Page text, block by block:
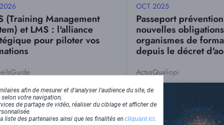
(Training Management
et LMS : l'alliance
pour piloter vos
Guide
Date
mise
à
jour
OCT 2025
Passeport
nouvelles
organismes de
depuis le décret
Tags
ActusQualiopi
Visuel
afin de mesurer et d’analyser l’audience du site, de
votre navigation,
de partage de vidéo, réaliser du ciblage et afficher de
liste des partenaires ainsi que les finalités en cliquant ici.